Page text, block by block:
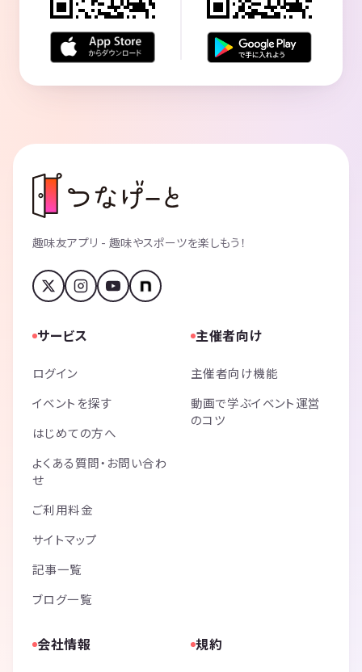
趣味友アプリ - 趣味やスポーツを楽しもう！
サービス
ログイン
イベントを探す
はじめての方へ
よくある質問・お問い合わ
せ
ご利用料金
サイトマップ
記事一覧
ブログ一覧
主催者向け
主催者向け機能
動画で学ぶイベント運営
のコツ
会社情報 規約